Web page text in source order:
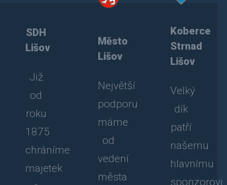
SDH
Lišov
Již
od
roku
1875
chráníme
majetek
Město
Lišov
Největší
podporu
máme
od
vedení
města
Koberce
Strnad
Lišov
Velký
dík
patří
našemu
hlavnímu
sponzorovi